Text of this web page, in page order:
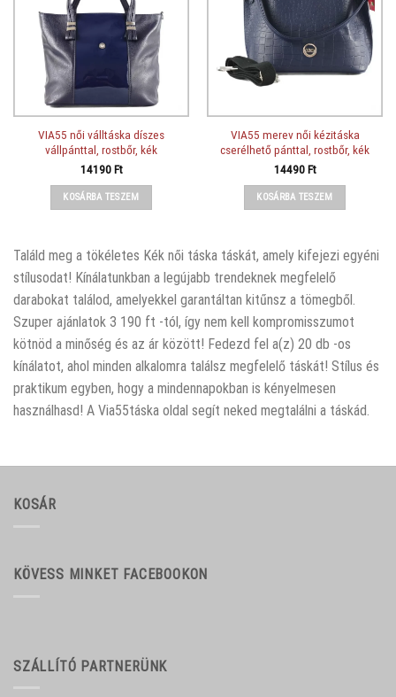
VIA55 női válltáska díszes
vállpánttal, rostbőr, kék
14190Ft
KOSÁRBA TESZEM
VIA55 merev női kézitáska
cserélhető pánttal, rostbőr, kék
14490Ft
KOSÁRBA TESZEM
Találd meg a tökéletes Kék női táska táskát, amely kifejezi egyéni
stílusodat! Kínálatunkban a legújabb trendeknek megfelelő
darabokat találod, amelyekkel garantáltan kitűnsz a tömegből.
Szuper ajánlatok 3 190 ft -tól, így nem kell kompromisszumot
kötnöd a minőség és az ár között! Fedezd fel a(z) 20 db -os
kínálatot, ahol minden alkalomra találsz megfelelő táskát! Stílus és
praktikum egyben, hogy a mindennapokban is kényelmesen
használhasd! A Via55táska oldal segít neked megtalálni a táskád.
KOSÁR
KÖVESS MINKET FACEBOOKON
SZÁLLÍTÓ PARTNERÜNK